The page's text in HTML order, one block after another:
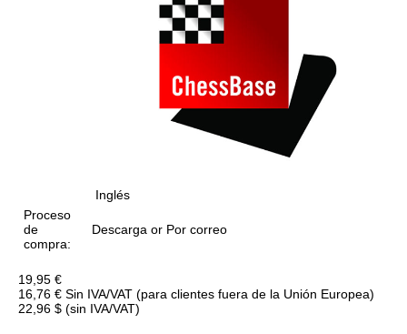
Inglés
Proceso
de
compra:
Descarga or Por correo
19,95 €
16,76 € Sin IVA/VAT (para clientes fuera de la Unión Europea)
22,96 $ (sin IVA/VAT)